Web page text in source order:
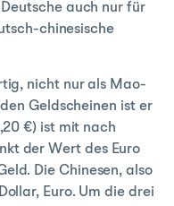
auch nur für
chinesische
nicht nur als Mao-
Geldscheinen ist er
€) ist mit nach
der Wert des Euro
Die Chinesen, also
Euro. Um die drei